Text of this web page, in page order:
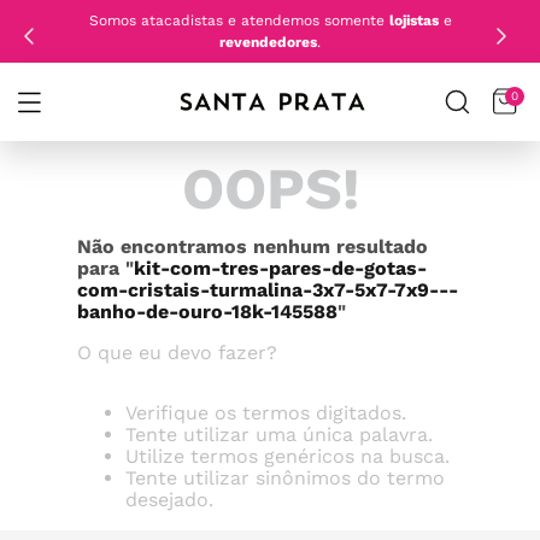
Somos atacadistas e atendemos somente lojistase
revendedores.
0
OOPS!
Não encontramos nenhum resultado
para "kit-com-tres-pares-de-gotas-
com-cristais-turmalina-3x7-5x7-7x9---
banho-de-ouro-18k-145588"
O que eu devo fazer?
Verifique os termos digitados.
Tente utilizar uma única palavra.
Utilize termos genéricos na busca.
Tente utilizar sinônimos do termo
desejado.